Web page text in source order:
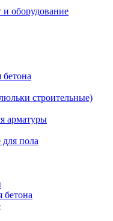
оборудование
строительные)
арматуры
пола